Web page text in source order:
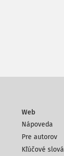
Web
Nápoveda
Pre autorov
Kľúčové slová